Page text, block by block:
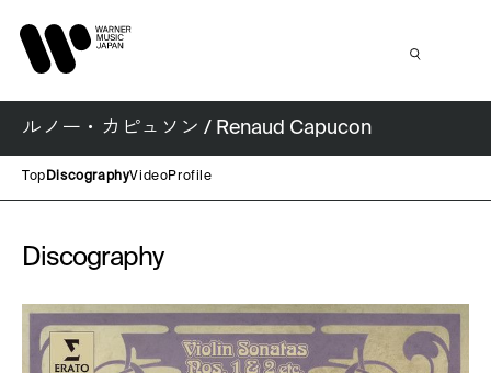
ルノー・カピュソン / Renaud Capucon
Top DiscographyVideoProfile
Discography